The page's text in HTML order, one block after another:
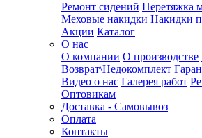
Ремонт сидений Перетяжка
Меховые накидки Накидки
Акции Каталог
О нас
О компании О производстве
Возврат\Недокомплект
Видео о нас Галерея работ
Оптовикам
Доставка - Самовывоз
Оплата
Контакты